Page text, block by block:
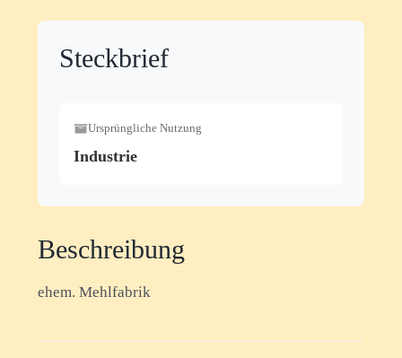
Steckbrief
Ursprüngliche Nutzung
Industrie
Beschreibung
ehem. Mehlfabrik